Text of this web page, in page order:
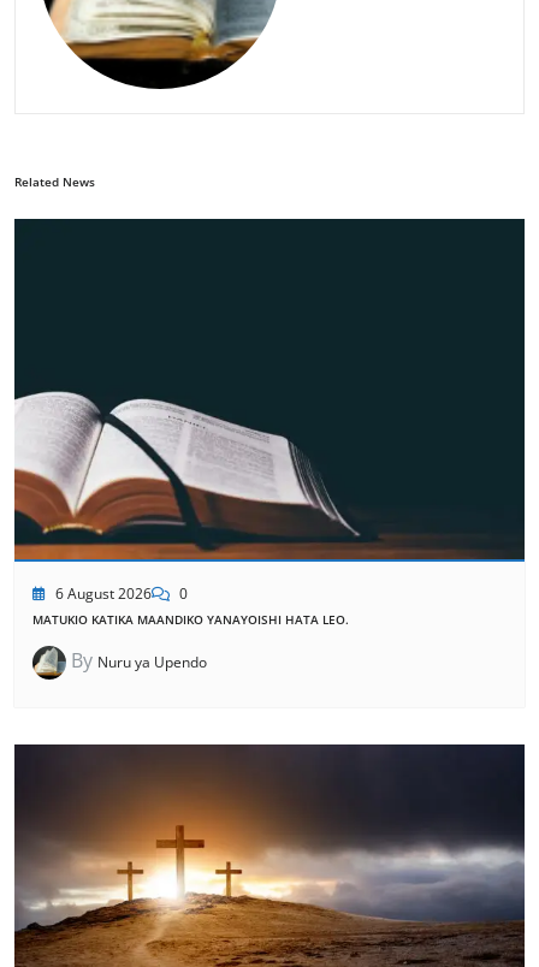
Related News
6 August 2026 0
MATUKIO KATIKA MAANDIKO YANAYOISHI HATA LEO.
By Nuru ya Upendo